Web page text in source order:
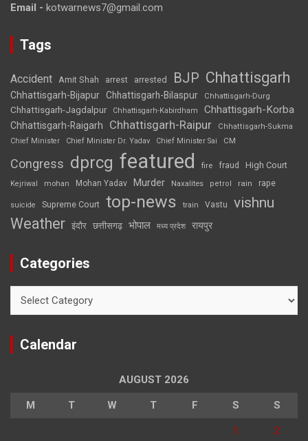
Email - kotwarnews7@gmail.com
Tags
Accident Amit Shah arrest arrested BJP Chhattisgarh
Chhattisgarh-Bijapur Chhattisgarh-Bilaspur Chhattisgarh-Durg
Chhattisgarh-Jagdalpur Chhattisgarh-Kabirdham Chhattisgarh-Korba
Chhattisgarh-Raigarh Chhattisgarh-Raipur
Chhattisgarh-Sukma
Chief Minister
Chief Minister Dr. Yadav Chief Minister Sai CM
Congress dprcg featured fire fraud High Court
Kejriwal mohan Mohan Yadav Murder Naxalites petrol rain rape
suicide Supreme Court top-news train Vastu vishnu
Weather इंदौर छत्तीसगढ़ भोपाल मध्य प्रदेश रायपुर
Categories
Calendar
AUGUST 2026
M T W T F S S
1 2